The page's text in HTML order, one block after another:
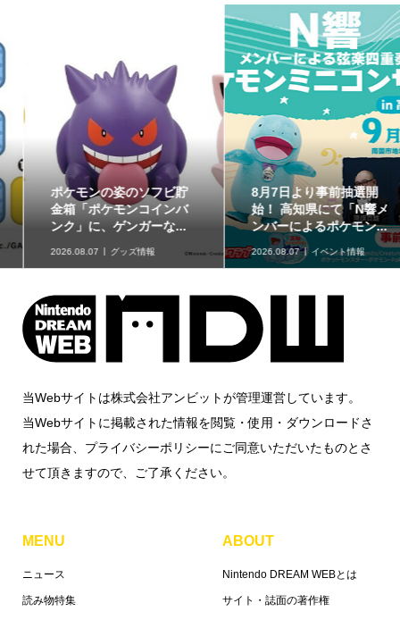
ポケモンの姿のソフビ貯
金箱「ポケモンコインバ
ンク」に、ゲンガーな...
2026.08.07 グッズ情報
8月7日より事前抽選開
始！ 高知県にて「N響メ
ンバーによるポケモン...
2026.08.07 イベント情報
当Webサイトは株式会社アンビットが管理運営しています。
当Webサイトに掲載された情報を閲覧・使用・ダウンロードさ
れた場合、プライバシーポリシーにご同意いただいたものとさ
せて頂きますので、ご了承ください。
MENU
ニュース
読み物特集
ABOUT
Nintendo DREAM WEBとは
サイト・誌面の著作権